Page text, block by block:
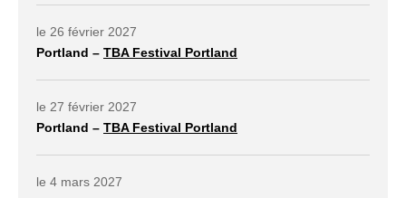
le 26 février 2027
Portland – TBA Festival Portland
le 27 février 2027
Portland – TBA Festival Portland
le 4 mars 2027